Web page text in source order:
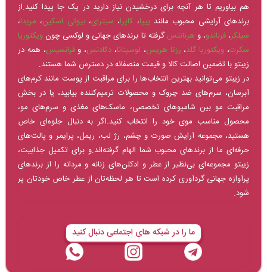
هم بیاوریم تا هر آنچه برای درخشیدن نیاز دارید در یک جا پیدا کنید.از
برندهای آرایشی محبوب مانند پیپا، کاپرا، سیترای،بیوتی اسکین، مریدا،
سیلکر،فرناندو، و هرنانتس گرفته تا برندهای جهانی و لوکسی چونویکتوریا
سکرت، ویکتوریا گلد، رزتا هریس، لوسیتانا، دکادنس، وفرانسیس، همه در
زیبتو با تضمین اصالت کالا و قیمت منصفانه در دسترس شما هستند.
در زیبتو می‌توانید بهترین انتخاب‌ها را برای مراقبت از پوست مانند کرم‌های
آبرسان، سرم‌های ضد چروک و محصولات ترمیم‌کننده بیابید، یا در بخش
مراقبت مو بین شامپوهای تخصصی، ماسک‌های مغذی و سرم‌های مو،
محصول مناسب موی خود را انتخاب کنید.اگر به دنبال جلوه‌ای خاص
هستید، مجموعه آرایش صورت و چشم، رژ لب، ریمل، پرایمر و پالت‌های
حرفه‌ای ما از برندهای محبوب شما الهام گرفته‌اند.و برای تکمیل جذابیت،
زیبتو مجموعه‌ای بی‌نظیر از عطر و ادکلن‌های زنانه و مردانه را از برندهای
پرآوازه جهانی گردآوری کرده است تا هر لحظه‌تان از عطر خاص خودتان پر
شود.
ما را در شبکه های اجتماعی دنبال کنید